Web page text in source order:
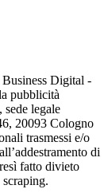
Digital -
pubblicità
legale
20093 Cologno
trasmessi e/o
di
fatto divieto